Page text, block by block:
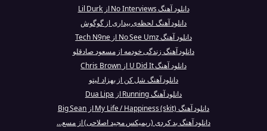
دانلود آهنگ No Interviews از Lil Durk
دانلود آهنگ لحظه‌ی بیداری از گوگوش
دانلود آهنگ No See Umz از Tech N9ne
دانلود آهنگ زندگی خودمه از مسعود صادقلو
دانلود آهنگ U Did It از Chris Brown
دانلود آهنگ شل کن از بهزاد لیتو
دانلود آهنگ Running از Dua Lipa
دانلود آهنگ My Life / Happiness (skit) از Big Sean
دانلود آهنگ بد کردی (ریمیکس مجید اصلاحی) از مسع...